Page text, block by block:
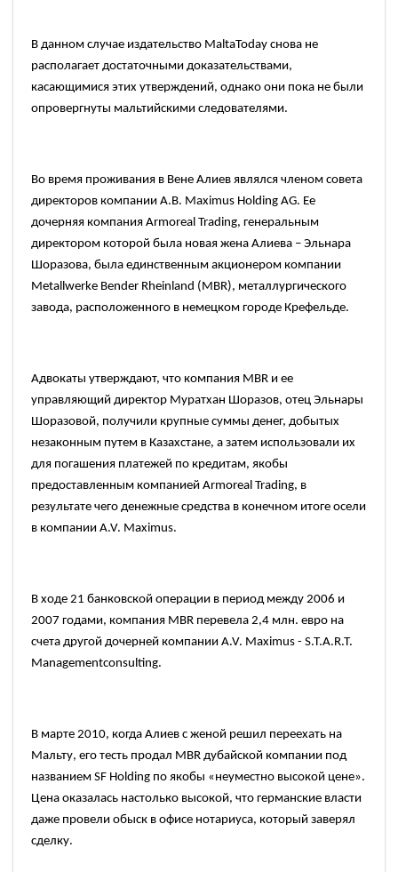
В данном случае издательство MaltaToday снова не
располагает достаточными доказательствами,
касающимися этих утверждений, однако они пока не были
опровергнуты мальтийскими следователями.
Во время проживания в Вене Алиев являлся членом совета
директоров компании А.В. Maximus Holding AG. Ее
дочерняя компания Armoreal Trading, генеральным
директором которой была новая жена Алиева – Эльнара
Шоразова, была единственным акционером компании
Metallwerke Bender Rheinland (MBR), металлургического
завода, расположенного в немецком городе Крефельде.
Адвокаты утверждают, что компания MBR и ее
управляющий директор Муратхан Шоразов, отец Эльнары
Шоразовой, получили крупные суммы денег, добытых
незаконным путем в Казахстане, а затем использовали их
для погашения платежей по кредитам, якобы
предоставленным компанией Armoreal Trading, в
результате чего денежные средства в конечном итоге осели
в компании A.V. Maximus.
В ходе 21 банковской операции в период между 2006 и
2007 годами, компания MBR перевела 2,4 млн. евро на
счета другой дочерней компании A.V. Maximus - S.T.A.R.T.
Managementconsulting.
В марте 2010, когда Алиев с женой решил переехать на
Мальту, его тесть продал MBR дубайской компании под
названием SF Holding по якобы «неуместно высокой цене».
Цена оказалась настолько высокой, что германские власти
даже провели обыск в офисе нотариуса, который заверял
сделку.